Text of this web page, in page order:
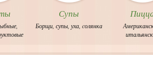
Супы
Борщи ,супы ,уха ,cолянка